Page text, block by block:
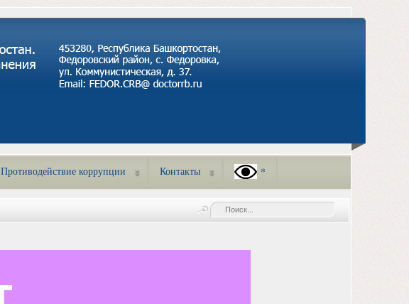
Противодействие коррупции Контакты *